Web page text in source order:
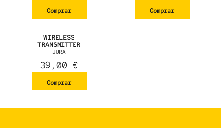
Comprar Comprar
WIRELESS
TRANSMITTER
JURA
39,00 €
Comprar